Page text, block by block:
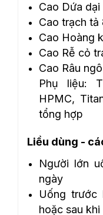
Cao Dứa dại
Cao trạch tả
Cao Hoàng
Cao Rễ cỏ
Cao Râu
Phụ liệu:
HPMC,
tổng hợp
Liều dùng -
Người lớn
ngày
Uống
hoặc sau khi